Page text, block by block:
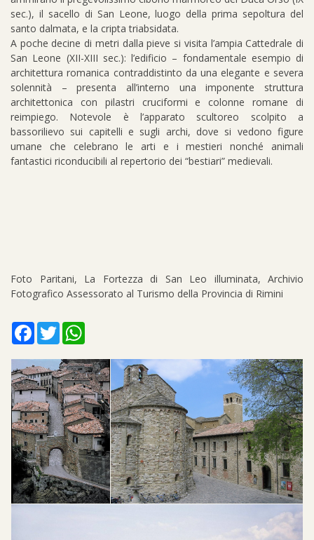
sec.), il sacello di San Leone, luogo della prima sepoltura del
santo dalmata, e la cripta triabsidata.
A poche decine di metri dalla pieve si visita l’ampia Cattedrale di
San Leone (XII-XIII sec.): l’edificio – fondamentale esempio di
architettura romanica contraddistinto da una elegante e severa
solennità – presenta all’interno una imponente struttura
architettonica con pilastri cruciformi e colonne romane di
reimpiego. Notevole è l’apparato scultoreo scolpito a
bassorilievo sui capitelli e sugli archi, dove si vedono figure
umane che celebrano le arti e i mestieri nonché animali
fantastici riconducibili al repertorio dei “bestiari” medievali.
Foto Paritani, La Fortezza di San Leo illuminata, Archivio
Fotografico Assessorato al Turismo della Provincia di Rimini
Facebook
Twitter